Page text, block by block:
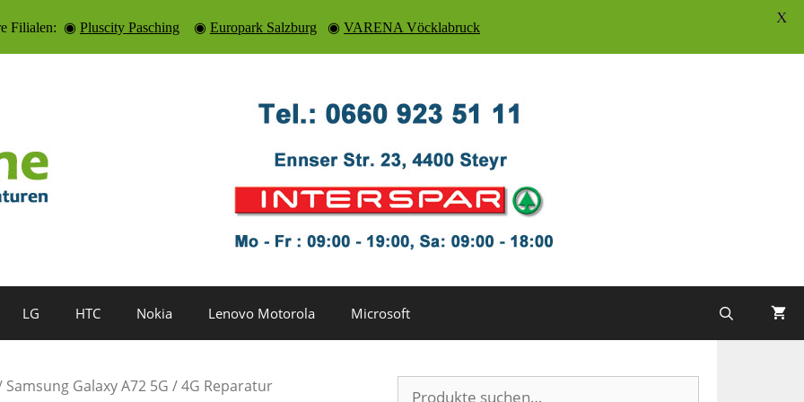
LG HTC Nokia Lenovo Motorola Microsoft
Samsung Galaxy A72 5G / 4G Reparatur
Filialen: ◉ Pluscity Pasching ◉ Europark Salzburg ◉ VARENA Vöcklabruck
X